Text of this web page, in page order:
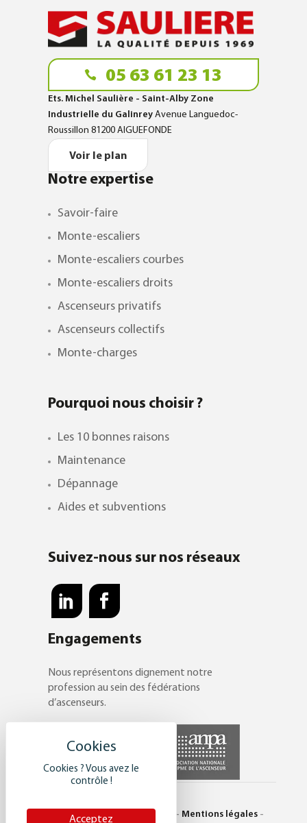
Cookies ? Vous avez le
contrôle !
Acceptez
05 63 61 23 13
Ets. Michel Saulière - Saint-Alby Zone
Industrielle du Galinrey Avenue Languedoc-
Roussillon 81200 AIGUEFONDE
Voir le plan
Notre expertise
Savoir-faire
Monte-escaliers
Monte-escaliers courbes
Monte-escaliers droits
Ascenseurs privatifs
Ascenseurs collectifs
Monte-charges
Pourquoi nous choisir ?
Les 10 bonnes raisons
Maintenance
Dépannage
Aides et subventions
Suivez-nous sur nos réseaux
Engagements
Nous représentons dignement notre
profession au sein des fédérations
d’ascenseurs.
© Saulière 2017 - - Mentions légales-